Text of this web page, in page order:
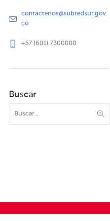
contactenos@subredsur.gov.
co
+57 (601) 7300000
Buscar